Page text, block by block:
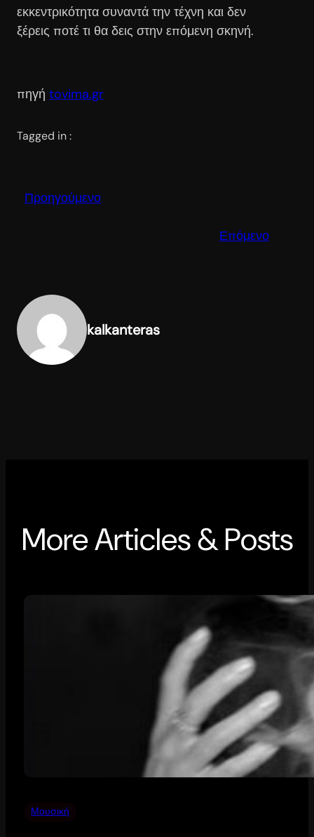
εκκεντρικότητα συναντά την τέχνη και δεν
ξέρεις ποτέ τι θα δεις στην επόμενη σκηνή.
πηγή tovima.gr
Tagged in :
Προηγούμενο
Επόμενο
kalkanteras
More Articles & Posts
Μουσική